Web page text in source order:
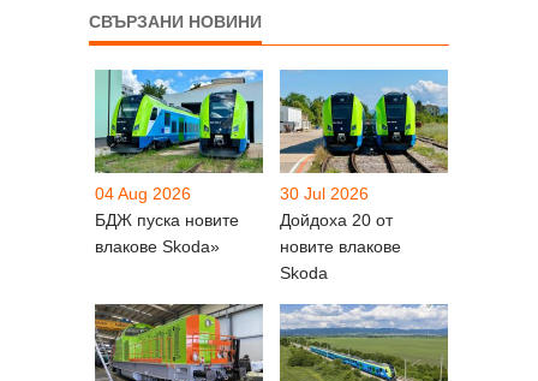
СВЪРЗАНИ НОВИНИ
04 Aug 2026
БДЖ пуска новите
влакове Skoda»
30 Jul 2026
Дойдоха 20 от
новите влакове
Skoda